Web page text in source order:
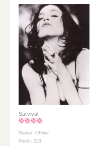
Survival
Status: Offline
Posts: 223